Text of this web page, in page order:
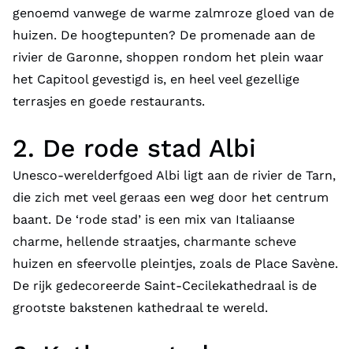
genoemd vanwege de warme zalmroze gloed van de
huizen. De hoogtepunten? De promenade aan de
rivier de Garonne, shoppen rondom het plein waar
het Capitool gevestigd is, en heel veel gezellige
terrasjes en goede restaurants.
2. De rode stad Albi
Unesco-werelderfgoed Albi ligt aan de rivier de Tarn,
die zich met veel geraas een weg door het centrum
baant. De ‘rode stad’ is een mix van Italiaanse
charme, hellende straatjes, charmante scheve
huizen en sfeervolle pleintjes, zoals de Place Savène.
De rijk gedecoreerde Saint-Cecilekathedraal is de
grootste bakstenen kathedraal te wereld.